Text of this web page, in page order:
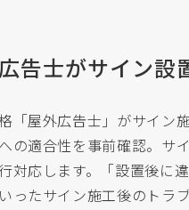
告士がサイン設
「屋外広告士」がサイン
の適合性を事前確認。サ
対応します。「設置後に
ったサイン施工後のトラ